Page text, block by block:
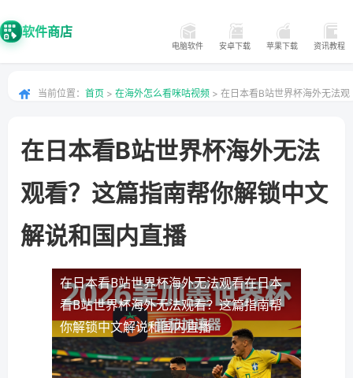
软件商店
电脑软件 安卓下载 苹果下载 资讯教程
当前位置： 首页 > 在海外怎么看咪咕视频 > 在日本看B站世界杯海外无法观
在日本看B站世界杯海外无法
观看？这篇指南帮你解锁中文
解说和国内直播
在日本看B站世界杯海外无法观看在日本
看B站世界杯海外无法观看？这篇指南帮
你解锁中文解说和国内直播